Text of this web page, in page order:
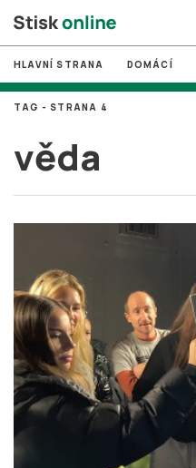
# MUNI
# Brno
# volby
Zapomněli jste heslo?
Založit nový účet
HLAVNÍ STRANA DOMÁCÍ
věda
TAG - STRANA 4